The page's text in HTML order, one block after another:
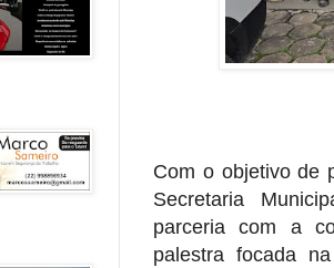
Com o objetivo de
Secretaria
parceria com a
palestra focada